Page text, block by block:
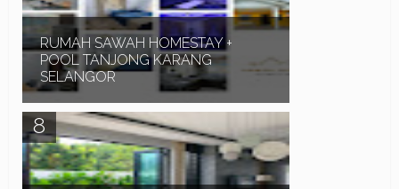
Iskandar Perak , anda juga perlu memberi
perhatian ...
RUMAH SAWAH HOMESTAY +
POOL TANJONG KARANG
SELANGOR
Assalamualaikum dan Salam Sejahtera. RUMAH
SAWAH HOMESTAY + POOL TANJONG KARANG
SELANGOR merupakan rumah yang didirikan di
atas tanah lot y...